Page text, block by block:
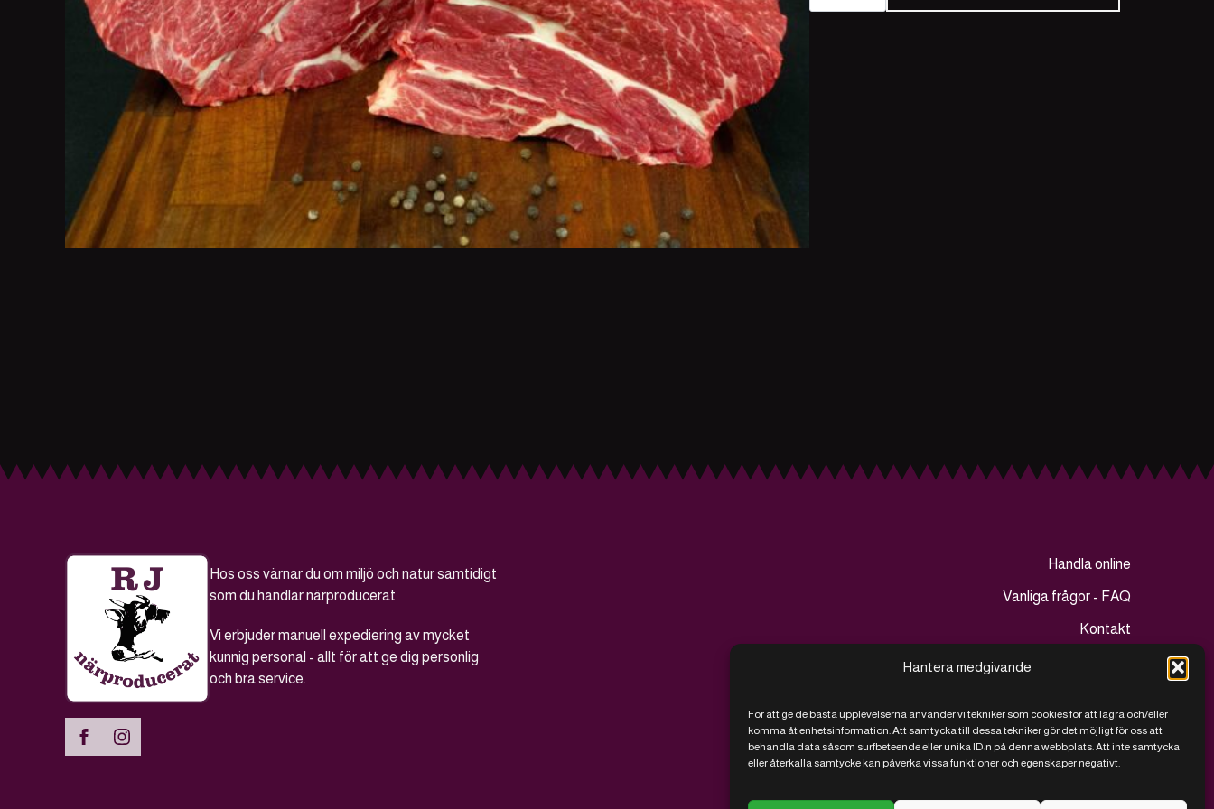
Hantera medgivande
För att ge de bästa upplevelserna använder vi tekniker som cookies för att lagra och/eller
komma åt enhetsinformation. Att samtycka till dessa tekniker gör det möjligt för oss att
behandla data såsom surfbeteende eller unika ID:n på denna webbplats. Att inte samtycka
eller återkalla samtycke kan påverka vissa funktioner och egenskaper negativt.
Hos oss värnar du om miljö och natur samtidigt
som du handlar närproducerat.
Vi erbjuder manuell expediering av mycket
kunnig personal - allt för att ge dig personlig
och bra service.
Handla online
Vanliga frågor - FAQ
Kontakt